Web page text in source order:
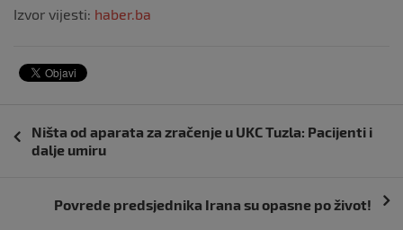
Izvor vijesti: haber.ba
objava
Ništa od aparata za zračenje u UKC Tuzla: Pacijenti i
dalje umiru
Povrede predsjednika Irana su opasne po život!